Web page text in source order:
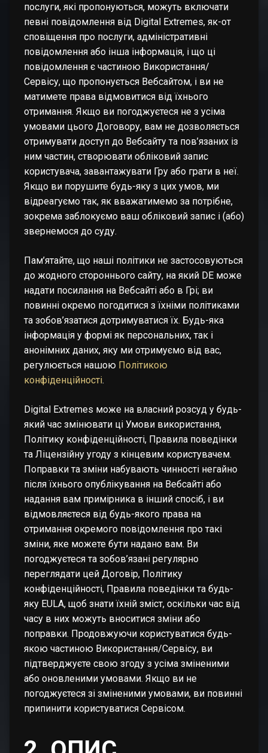
послуги, які пропонуються, можуть включати
певні повідомлення від Digital Extremes, як-от
сповіщення про послуги, адміністративні
повідомлення або інша інформація, і що ці
повідомлення є частиною Використання/
Сервісу, що пропонується Вебсайтом, і ви не
матимете права відмовитися від їхнього
отримання. Якщо ви погоджуєтеся не з усіма
умовами цього Договору, вам не дозволяється
отримувати доступ до Вебсайту та пов’язаних із
ним частин, створювати обліковий запис
користувача, завантажувати Гру або грати в неї.
Якщо ви порушите будь-яку з цих умов, ми
відреагуємо так, як вважатимемо за потрібне,
зокрема заблокуємо ваш обліковий запис і (або)
звернемося до суду.
Пам’ятайте, що наші політики не застосовуються
до жодного стороннього сайту, на який DE може
надати посилання на Вебсайті або в Грі; ви
повинні окремо погодитися з їхніми політиками
та зобов’язатися дотримуватися їх. Будь-яка
інформація у формі як персональних, так і
анонімних даних, яку ми отримуємо від вас,
регулюється нашою Політикою
конфіденційності.
Digital Extremes може на власний розсуд у будь-
який час змінювати ці Умови використання,
Політику конфіденційності, Правила поведінки
та Ліцензійну угоду з кінцевим користувачем.
Поправки та зміни набувають чинності негайно
після їхнього опублікування на Вебсайті або
надання вам примірника в інший спосіб, і ви
відмовляєтеся від будь-якого права на
отримання окремого повідомлення про такі
зміни, яке можете бути надано вам. Ви
погоджуєтеся та зобов’язані регулярно
переглядати цей Договір, Політику
конфіденційності, Правила поведінки та будь-
яку EULA, щоб знати їхній зміст, оскільки час від
часу в них можуть вноситися зміни або
поправки. Продовжуючи користуватися будь-
якою частиною Використання/Сервісу, ви
підтверджуєте свою згоду з усіма зміненими
або оновленими умовами. Якщо ви не
погоджуєтеся зі зміненими умовами, ви повинні
припинити користуватися Сервісом.